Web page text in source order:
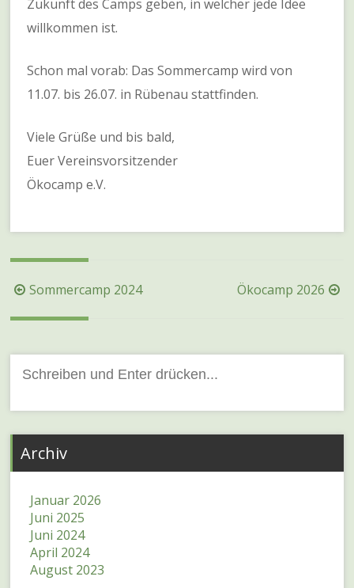
Zukunft des Camps geben, in welcher jede Idee
willkommen ist.
Schon mal vorab: Das Sommercamp wird von
11.07. bis 26.07. in Rübenau stattfinden.
Viele Grüße und bis bald,
Euer Vereinsvorsitzender
Ökocamp e.V.
Beitragsnavigation
Sommercamp 2024 Ökocamp 2026
nach:
Archiv
Januar 2026
Juni 2025
Juni 2024
April 2024
August 2023